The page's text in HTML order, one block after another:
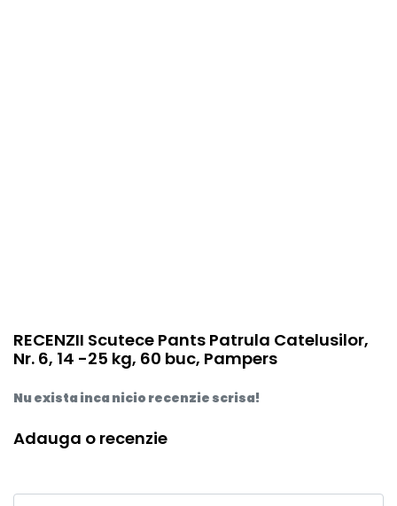
RECENZII Scutece Pants Patrula Catelusilor,
Nr. 6, 14 -25 kg, 60 buc, Pampers
Nu exista inca nicio recenzie scrisa!
Adauga o recenzie